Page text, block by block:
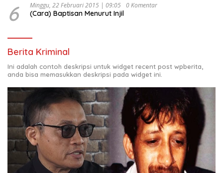
6 Minggu, 22 Februari 2015 | 09:05 0 Komentar
(Cara) Baptisan Menurut Injil
Berita Kriminal
Ini adalah contoh deskripsi untuk widget recent post wpberita,
anda bisa memasukkan deskripsi pada widget ini.